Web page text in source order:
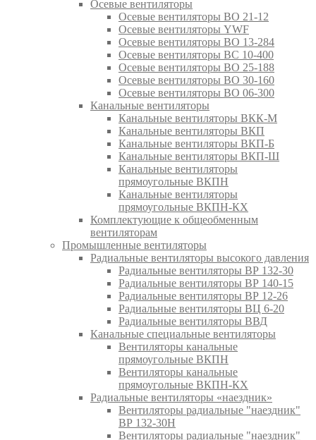
Осевые вентиляторы
Осевые вентиляторы ВО 21-12
Осевые вентиляторы YWF
Осевые вентиляторы ВО 13-284
Осевые вентиляторы ВС 10-400
Осевые вентиляторы ВО 25-188
Осевые вентиляторы ВО 30-160
Осевые вентиляторы ВО 06-300
Канальные вентиляторы
Канальные вентиляторы ВКК-М
Канальные вентиляторы ВКП
Канальные вентиляторы ВКП-Б
Канальные вентиляторы ВКП-Ш
Канальные вентиляторы
прямоугольные ВКПН
Канальные вентиляторы
прямоугольные ВКПН-КХ
Комплектующие к общеобменным
вентиляторам
Промышленные вентиляторы
Радиальные вентиляторы высокого давления
Радиальные вентиляторы ВР 132-30
Радиальные вентиляторы ВР 140-15
Радиальные вентиляторы ВР 12-26
Радиальные вентиляторы ВЦ 6-20
Радиальные вентиляторы ВВД
Канальные специальные вентиляторы
Вентиляторы канальные
прямоугольные ВКПН
Вентиляторы канальные
прямоугольные ВКПН-КХ
Радиальные вентиляторы «наездник»
Вентиляторы радиальные "наездник"
ВР 132-30Н
Вентиляторы радиальные "наездник"